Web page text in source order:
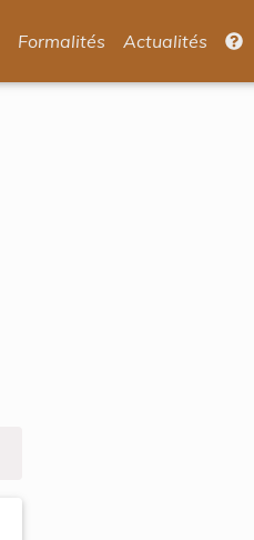
Formalités Actualités